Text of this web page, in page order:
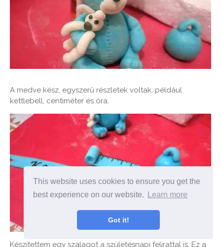
This website uses cookies to ensure you get the
best experience on our website.
Learn more
Got it!
A medve kész, egyszerű részletek voltak, például
kettlebell, centiméter és óra.
Készítettem egy szalagot a születésnapi felirattal is. Ez a